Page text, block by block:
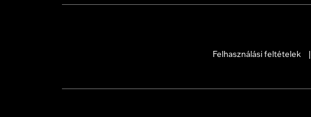
Felhasználási feltételek